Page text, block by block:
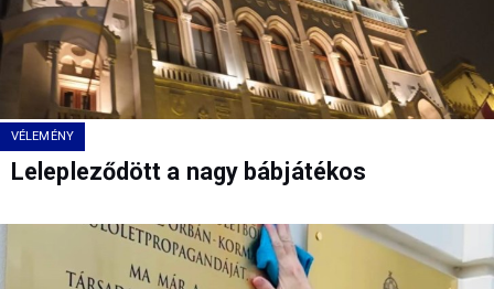
VÉLEMÉNY
Lelepleződött a nagy bábjátékos